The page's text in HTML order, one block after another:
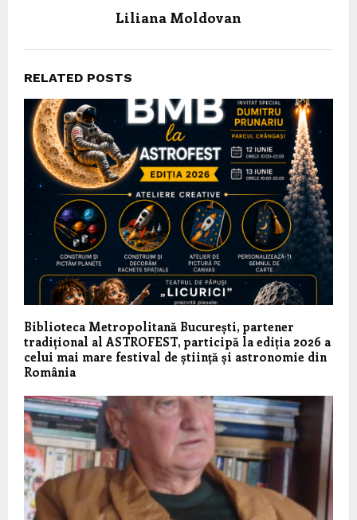
Liliana Moldovan
RELATED POSTS
Biblioteca Metropolitană București, partener
tradițional al ASTROFEST, participă la ediția 2026 a
celui mai mare festival de știință și astronomie din
România